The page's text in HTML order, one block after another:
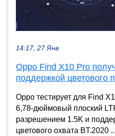
14:17, 27 Янв
Oppo Find X10 Pro
поддержкой цветового
Oppo тестирует для Find
6,78-дюймовый плоский
разрешением 1.5K и
цветового охвата BT.2020